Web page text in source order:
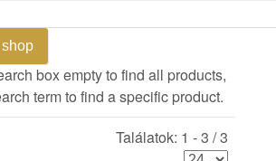
box empty to find all products,
term to find a specific product.
Találatok: 1 - 3 / 3